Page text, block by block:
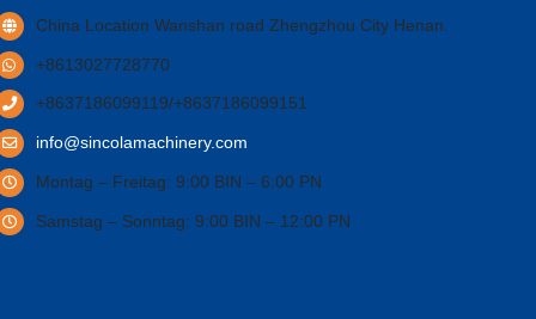
China Location Wanshan road Zhengzhou City Henan
+8613027728770
+8637186099119/+8637186099151
info@sincolamachinery.com
Montag – Freitag: 9:00 BIN – 6:00 PN
Samstag – Sonntag: 9:00 BIN – 12:00 PN